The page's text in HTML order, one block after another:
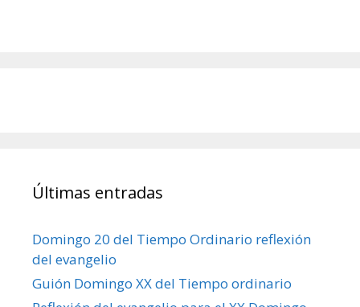
Últimas entradas
Domingo 20 del Tiempo Ordinario reflexión
del evangelio
Guión Domingo XX del Tiempo ordinario